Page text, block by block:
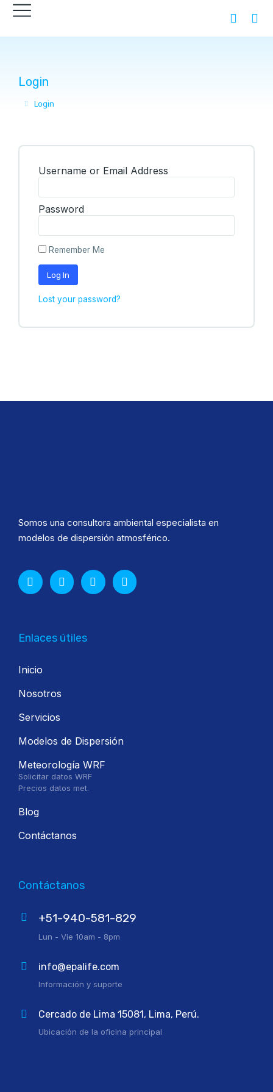
Login
You are here:
Login
Username or Email Address
Password
Remember Me
Log In
Lost your password?
Somos una consultora ambiental especialista en
modelos de dispersión atmosférico.
Enlaces útiles
Inicio
Nosotros
Servicios
Modelos de Dispersión
Meteorología WRF
Solicitar datos WRF
Precios datos met.
Blog
Contáctanos
Contáctanos
+51-940-581-829
Lun - Vie 10am - 8pm
info@epalife.com
Información y suporte
Cercado de Lima 15081, Lima, Perú.
Ubicación de la oficina principal